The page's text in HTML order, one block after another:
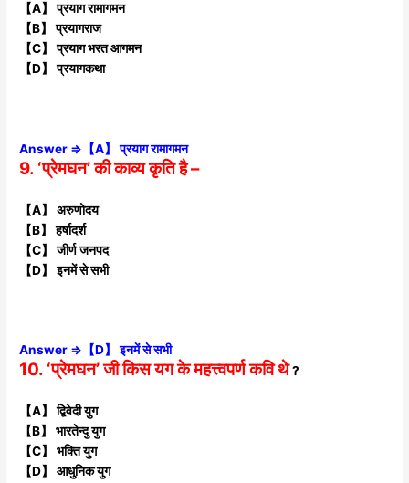
【A】 प्रयाग रामागमन
【B】 प्रयागराज
【C】 प्रयाग भरत आगमन
【D】 प्रयागकथा
Answer ⇒【A】 प्रयाग रामागमन
9. ‘प्रेमघन’ की काव्य कृति है –
【A】 अरुणोदय
【B】 हर्षादर्श
【C】 जीर्ण जनपद
【D】 इनमें से सभी
Answer ⇒【D】 इनमें से सभी
10. ‘प्रेमघन’ जी किस यग के महत्त्वपर्ण कवि थे?
【A】 द्विवेदी युग
【B】 भारतेन्दु युग
【C】 भक्ति युग
【D】 आधुनिक युग